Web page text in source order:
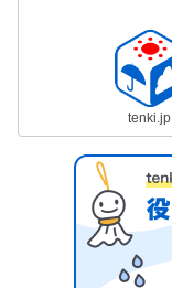
tenki.jp